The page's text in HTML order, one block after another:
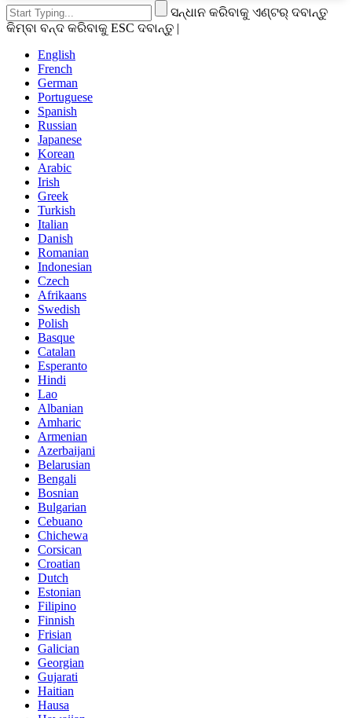
ସନ୍ଧାନ କରିବାକୁ ଏଣ୍ଟର୍ ଦବାନ୍ତୁ
କିମ୍ବା ବନ୍ଦ କରିବାକୁ ESC ଦବାନ୍ତୁ |
English
French
German
Portuguese
Spanish
Russian
Japanese
Korean
Arabic
Irish
Greek
Turkish
Italian
Danish
Romanian
Indonesian
Czech
Afrikaans
Swedish
Polish
Basque
Catalan
Esperanto
Hindi
Lao
Albanian
Amharic
Armenian
Azerbaijani
Belarusian
Bengali
Bosnian
Bulgarian
Cebuano
Chichewa
Corsican
Croatian
Dutch
Estonian
Filipino
Finnish
Frisian
Galician
Georgian
Gujarati
Haitian
Hausa